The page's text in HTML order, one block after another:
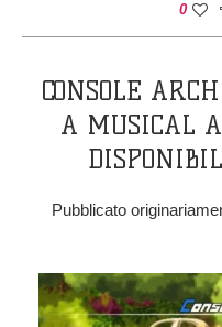
0
CONSOLE
A MUSICAL
Pubblicato